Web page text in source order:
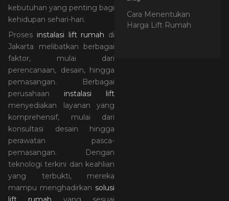
kebutuhan yang penting bagi
kehidupan sehari-hari.
Proses instalasi lift rumah di
Jakarta melibatkan berbagai
faktor, mulai dari
perencanaan, desain, hingga
pemasangan. Berbagai
perusahaan instalasi lift
menyediakan layanan yang
komprehensif, mulai dari
konsultasi desain hingga
perawatan pasca-
pemasangan. Dengan
teknologi terkini dan keahlian
yang terbukti, mereka
mampu menghadirkan solusi
Cara Menentukan
Harga Lift Rumah